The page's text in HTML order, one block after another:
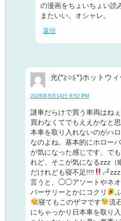
の漫画をちょいちょい読
またいい。オシャレ。
返信
光(*≧○≦*)ホットウィ
2025年8月14日 8:52 PM
謎車だらけで買う車両はね
買わなくてでもええかなと
本車を取り入れないのがハ
なのよね。基本的にホロー
が気になった感じです。で
れど、そこが気になるzzz（
だけれども寝不足!!!!
言うと、◯◯アソートやネオ
バーサリーとかにコクリ
寝てもこのザマです
流
にちゃっかり日本車を取り